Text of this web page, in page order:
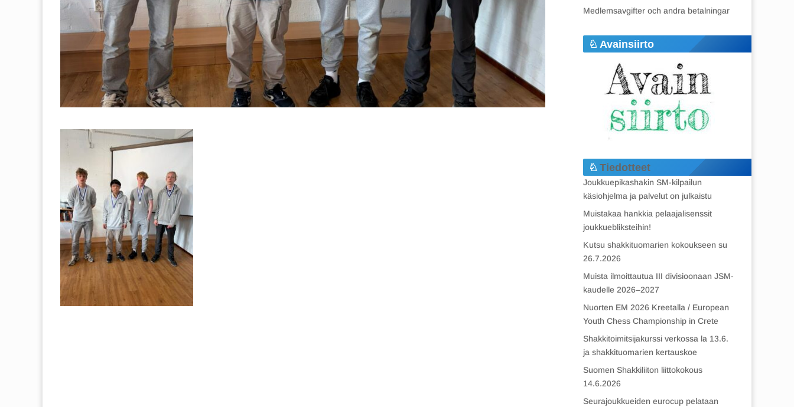
Medlemsavgifter och andra betalningar
Avainsiirto
Tiedotteet
Joukkuepikashakin SM-kilpailun
käsiohjelma ja palvelut on julkaistu
Muistakaa hankkia pelaajalisenssit
joukkuebliksteihin!
Kutsu shakkituomarien kokoukseen su
26.7.2026
Muista ilmoittautua III divisioonaan JSM-
kaudelle 2026–2027
Nuorten EM 2026 Kreetalla / European
Youth Chess Championship in Crete
Shakkitoimitsijakurssi verkossa la 13.6.
ja shakkituomarien kertauskoe
Suomen Shakkiliiton liittokokous
14.6.2026
Seurajoukkueiden eurocup pelataan